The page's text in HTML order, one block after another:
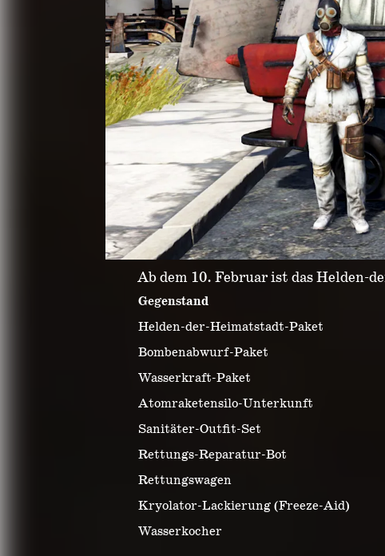
Ab dem 10. Februar ist das
Gegenstand
Helden-der-Heimatstadt-Paket
Bombenabwurf-Paket
Wasserkraft-Paket
Atomraketensilo-Unterkunft
Sanitäter-Outfit-Set
Rettungs-Reparatur-Bot
Rettungswagen
Kryolator-Lackierung (Freeze-Aid)
Wasserkocher